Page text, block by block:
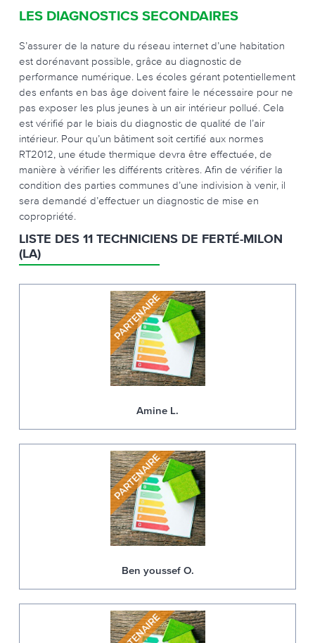
LES DIAGNOSTICS SECONDAIRES
S’assurer de la nature du réseau internet d’une habitation
est dorénavant possible, grâce au diagnostic de
performance numérique. Les écoles gérant potentiellement
des enfants en bas âge doivent faire le nécessaire pour ne
pas exposer les plus jeunes à un air intérieur pollué. Cela
est vérifié par le biais du diagnostic de qualité de l’air
intérieur. Pour qu’un bâtiment soit certifié aux normes
RT2012, une étude thermique devra être effectuée, de
manière à vérifier les différents critères. Afin de vérifier la
condition des parties communes d’une indivision à venir, il
sera demandé d’effectuer un diagnostic de mise en
copropriété.
LISTE DES 11 TECHNICIENS DE FERTÉ-MILON
(LA)
Amine L.
Ben youssef O.